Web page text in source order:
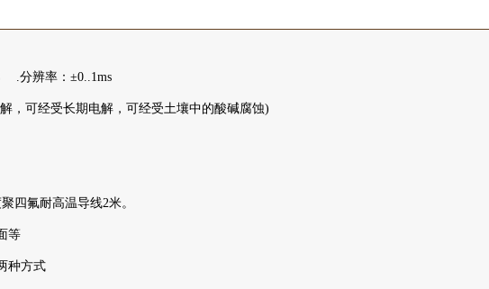
.分辨率：±0..1ms
，可经受长期电解，可经受土壤中的酸碱腐蚀)
四氟耐高温导线2米。
等
种方式